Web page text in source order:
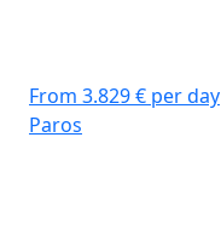
From 3.829 € per day
Paros